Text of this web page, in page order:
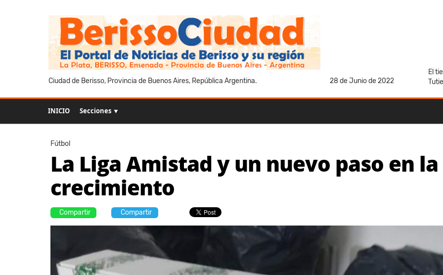
Ciudad de Berisso, Provincia de Buenos Aires, República Argentina. 28 de Junio de 2022
El
INICIO Secciones ▼
Fútbol
La Liga Amistad y un nuevo paso en
crecimiento
Compartir Compartir